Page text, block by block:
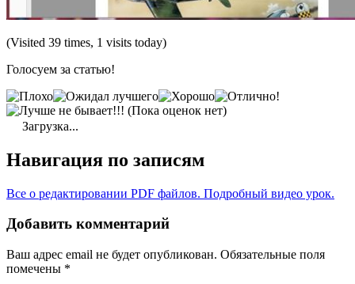
(Visited 39 times, 1 visits today)
Голосуем за статью!
(Пока оценок нет)
Загрузка...
Навигация по записям
Все о редактировании PDF файлов. Подробный видео урок.
Добавить комментарий
Ваш адрес email не будет опубликован. Обязательные поля
помечены *